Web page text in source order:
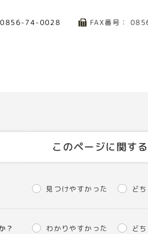
0856-74-0028 FAX番号：
このページに関す
見つけやすかった ど
？ わかりやすかった ど